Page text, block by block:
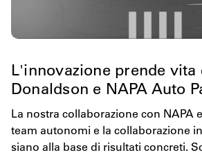
L'innovazione prende vita
Donaldson e NAPA Auto
La nostra collaborazione con NAPA
team autonomi e la collaborazione
siano alla base di risultati concreti.